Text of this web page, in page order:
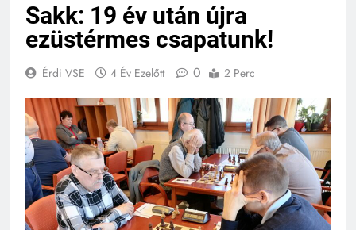
Sakk: 19 év után újra
ezüstérmes csapatunk!
Érdi VSE 4 Év Ezelőtt 0 2 Perc